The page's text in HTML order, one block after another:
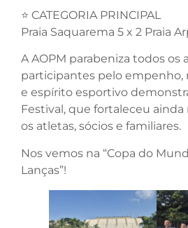
⭐ CATEGORIA PRINCIPAL
Praia Saquarema 5 x 2 Praia
A AOPM parabeniza todos os
participantes pelo empenho,
e espírito esportivo
Festival, que fortaleceu
os atletas, sócios e familiares.
Nos vemos na “Copa do
Lanças”!